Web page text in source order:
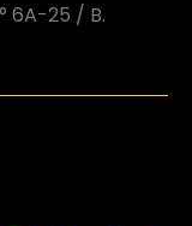
6A-25 / B.